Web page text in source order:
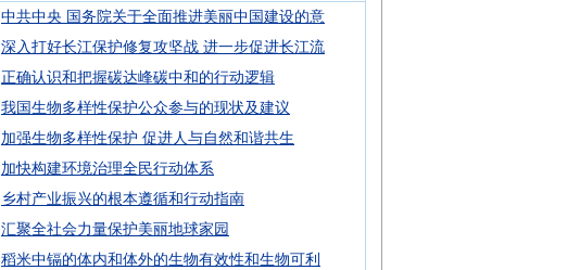
中共中央 国务院关于全面推进美丽中国建设的意
深入打好长江保护修复攻坚战 进一步促进长江流
正确认识和把握碳达峰碳中和的行动逻辑
我国生物多样性保护公众参与的现状及建议
加强生物多样性保护 促进人与自然和谐共生
加快构建环境治理全民行动体系
乡村产业振兴的根本遵循和行动指南
汇聚全社会力量保护美丽地球家园
稻米中镉的体内和体外的生物有效性和生物可利